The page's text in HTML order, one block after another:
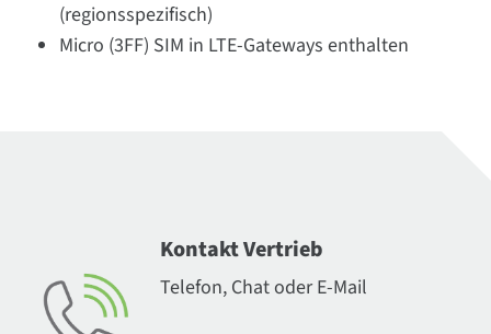
(regionsspezifisch)
Micro (3FF) SIM in LTE-Gateways enthalten
Kontakt Vertrieb
Telefon, Chat oder E-Mail